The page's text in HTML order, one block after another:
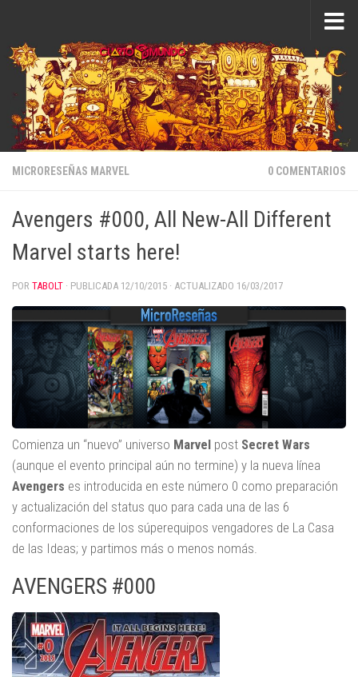
MICRORESEÑAS MARVEL 0 COMENTARIOS
Avengers #000, All New-All Different
Marvel starts here!
POR TABOLT · PUBLICADA 12/10/2015 · ACTUALIZADO 16/03/2017
Comienza un “nuevo” universo Marvel post Secret Wars
(aunque el evento principal aún no termine) y la nueva línea
Avengers es introducida en este número 0 como preparación
y actualización del status quo para cada una de las 6
conformaciones de los súperequipos vengadores de La Casa
de las Ideas; y partimos más o menos nomás.
AVENGERS #000